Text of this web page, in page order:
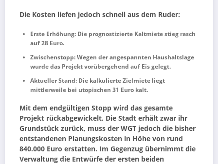
Die Kosten liefen jedoch schnell aus dem Ruder:
Erste Erhöhung: Die prognostizierte Kaltmiete stieg rasch
auf 28 Euro.
Zwischenstopp: Wegen der angespannten Haushaltslage
wurde das Projekt vorübergehend auf Eis gelegt.
Aktueller Stand: Die kalkulierte Zielmiete liegt
mittlerweile bei utopischen 31 Euro kalt.
Mit dem endgültigen Stopp wird das gesamte
Projekt rückabgewickelt. Die Stadt erhält zwar ihr
Grundstück zurück, muss der WGT jedoch die bisher
entstandenen Planungskosten in Höhe von rund
840.000 Euro erstatten. Im Gegenzug übernimmt die
Verwaltung die Entwürfe der ersten beiden